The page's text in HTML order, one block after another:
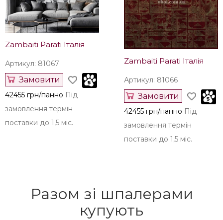
Zambaiti Parati Італія
Артикул: 81067
Замовити
42455 грн/панно Під
замовлення термін
поставки до 1,5 міс.
Zambaiti Parati Італія
Артикул: 81066
Замовити
42455 грн/панно Під
замовлення термін
поставки до 1,5 міс.
Разом зі шпалерами
купують